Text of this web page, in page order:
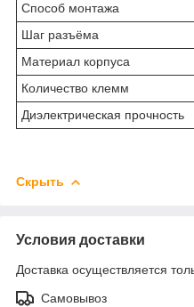
Способ монтажа
Шаг разъёма
Материал корпуса
Количество клемм
Диэлектрическая прочность
Скрыть
Условия доставки
Доставка осуществляется
Самовывоз